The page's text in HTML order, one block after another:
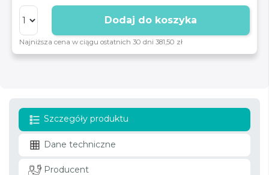
Dodaj do koszyka
Najniższa cena w ciągu ostatnich 30 dni 381,50 zł
Szczegóły produktu
Dane techniczne
Producent